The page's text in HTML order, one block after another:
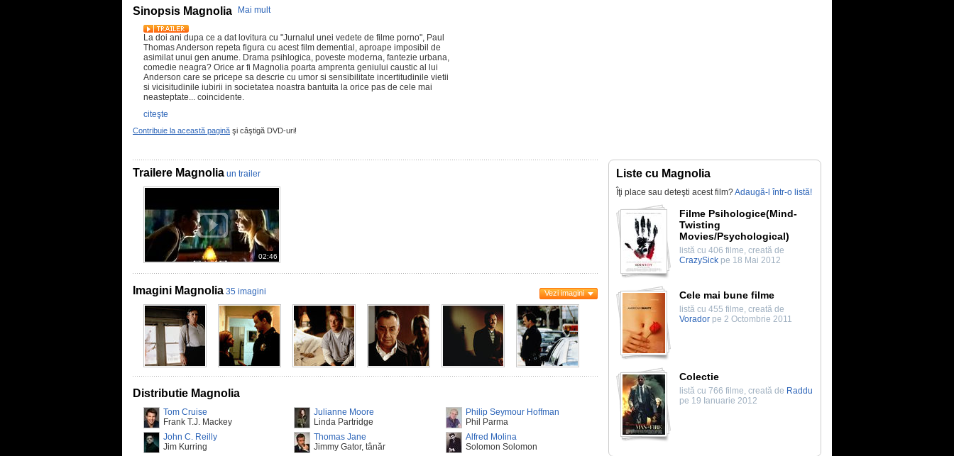
Sinopsis Magnolia Mai mult
La doi ani dupa ce a dat lovitura cu "Jurnalul unei vedete de filme porno", Paul
Thomas Anderson repeta figura cu acest film demential, aproape imposibil de
asimilat unui gen anume. Drama psihlogica, poveste moderna, fantezie urbana,
comedie neagra? Orice ar fi Magnolia poarta amprenta geniului caustic al lui
Anderson care se pricepe sa descrie cu umor si sensibilitate incertitudinile vietii
si vicisitudinile iubirii in societatea noastra bantuita la orice pas de cele mai
neasteptate... coincidente.
citeşte
Contribuie la această pagină şi câştigă DVD-uri!
Trailere Magnolia un trailer
02:46
Imagini Magnolia 35 imagini Vezi imagini
Distributie Magnolia
Tom Cruise
Frank T.J. Mackey
Julianne Moore
Linda Partridge
Philip Seymour Hoffman
Phil Parma
John C. Reilly
Jim Kurring
Thomas Jane
Jimmy Gator, tânăr
Alfred Molina
Solomon Solomon
Liste cu Magnolia
Îţi place sau deteşti acest film?Adaugă-l într-o listă!
Filme Psihologice(Mind-
Twisting
Movies/Psychological)
listă cu 406 filme, creată de
CrazySick pe 18 Mai 2012
Cele mai bune filme
listă cu 455 filme, creată de
Vorador pe 2 Octombrie 2011
Colectie
listă cu 766 filme, creată de Raddu
pe 19 Ianuarie 2012